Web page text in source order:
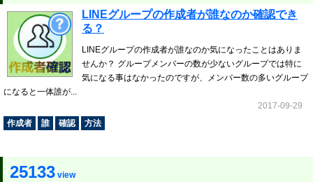
LINEグループの作成者が誰なのか確認でき
る？
LINEグループの作成者が誰なのか気になったことはありま
せんか？ グループメンバーの数が少ないグループでは特に
気になる事はなかったのですが、メンバー数の多いグループ
になると一体誰が...
2017-09-29
作成者
誰 確認 方法
25133 view